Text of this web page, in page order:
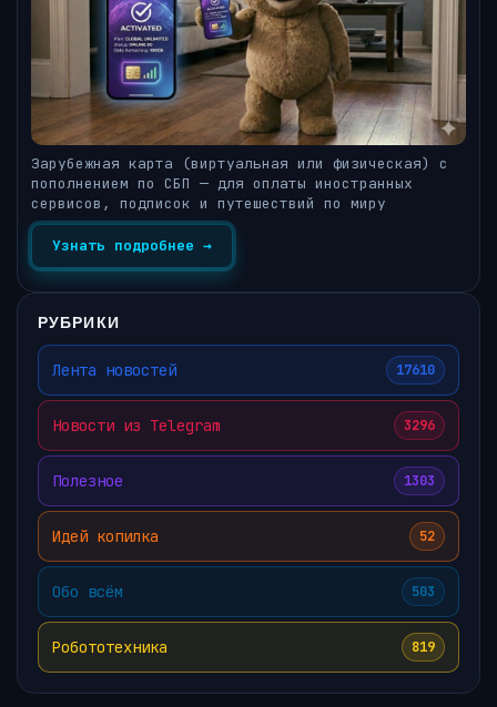
Зарубежная карта (виртуальная или физическая) с
пополнением по СБП — для оплаты иностранных
сервисов, подписок и путешествий по миру
Узнать подробнее →
РУБРИКИ
Лента новостей 17610
Новости из Telegram 3296
Полезное 1303
Идей копилка 52
Обо всём 503
Робототехника 819